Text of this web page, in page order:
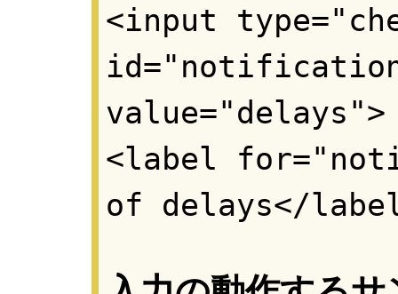
<input
value="delays">
<label
of delays</